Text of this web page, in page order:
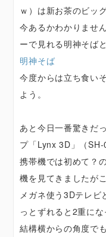
ｗ）は新お茶のビッ
今あるかわかりませ
ーで見れる明神そば
明神そば
今度からは立ち食い
よう。
あと今日一番驚きだ
プ「Lynx 3D」（SH-
携帯機では初めて？
機を見てきましたが
メガネ使う3Dテレビ
っとずれると2重に
結構横からの角度で